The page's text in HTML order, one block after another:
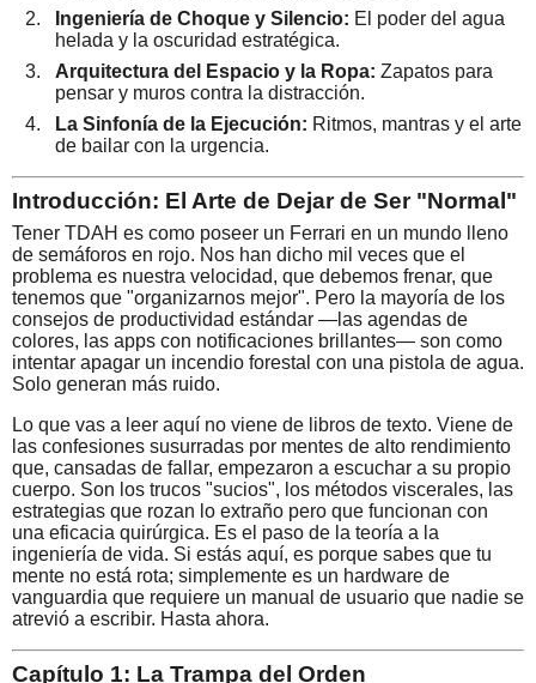
Ingeniería de Choque y Silencio: El poder del agua
helada y la oscuridad estratégica.
Arquitectura del Espacio y la Ropa: Zapatos para
pensar y muros contra la distracción.
La Sinfonía de la Ejecución: Ritmos, mantras y el arte
de bailar con la urgencia.
Introducción: El Arte de Dejar de Ser "Normal"
Tener TDAH es como poseer un Ferrari en un mundo lleno
de semáforos en rojo. Nos han dicho mil veces que el
problema es nuestra velocidad, que debemos frenar, que
tenemos que "organizarnos mejor". Pero la mayoría de los
consejos de productividad estándar —las agendas de
colores, las apps con notificaciones brillantes— son como
intentar apagar un incendio forestal con una pistola de agua.
Solo generan más ruido.
Lo que vas a leer aquí no viene de libros de texto. Viene de
las confesiones susurradas por mentes de alto rendimiento
que, cansadas de fallar, empezaron a escuchar a su propio
cuerpo. Son los trucos "sucios", los métodos viscerales, las
estrategias que rozan lo extraño pero que funcionan con
una eficacia quirúrgica. Es el paso de la teoría a la
ingeniería de vida. Si estás aquí, es porque sabes que tu
mente no está rota; simplemente es un hardware de
vanguardia que requiere un manual de usuario que nadie se
atrevió a escribir. Hasta ahora.
Capítulo 1: La Trampa del Orden